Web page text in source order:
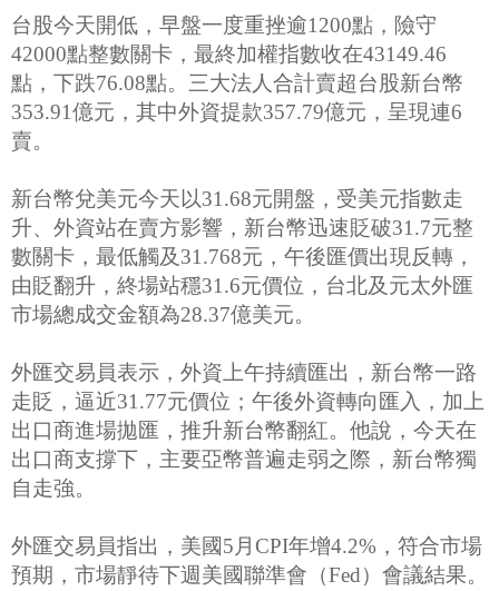
台股今天開低，早盤一度重挫逾1200點，險守
42000點整數關卡，最終加權指數收在43149.46
點，下跌76.08點。三大法人合計賣超台股新台幣
353.91億元，其中外資提款357.79億元，呈現連6
賣。
新台幣兌美元今天以31.68元開盤，受美元指數走
升、外資站在賣方影響，新台幣迅速貶破31.7元整
數關卡，最低觸及31.768元，午後匯價出現反轉，
由貶翻升，終場站穩31.6元價位，台北及元太外匯
市場總成交金額為28.37億美元。
外匯交易員表示，外資上午持續匯出，新台幣一路
走貶，逼近31.77元價位；午後外資轉向匯入，加上
出口商進場拋匯，推升新台幣翻紅。他說，今天在
出口商支撐下，主要亞幣普遍走弱之際，新台幣獨
自走強。
外匯交易員指出，美國5月CPI年增4.2%，符合市場
預期，市場靜待下週美國聯準會（Fed）會議結果。